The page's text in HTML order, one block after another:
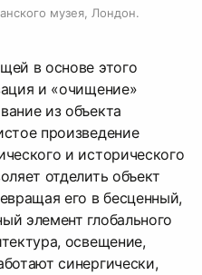
музея, Лондон.
в основе этого
и «очищение»
из объекта
произведение
и исторического
отделить объект
его в бесценный,
элемент глобального
освещение,
синергически,